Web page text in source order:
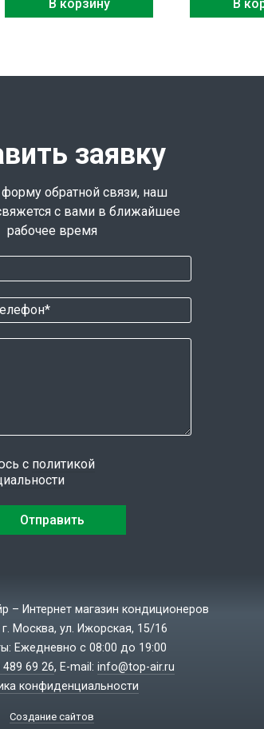
В корзину В
заявку
форму обратной связи, наш
с вами в ближайшее
рабочее время
с политикой
– Интернет магазин кондиционеров
Москва, ул. Ижорская, 15/16
Ежедневно с 08:00 до 19:00
69 26, E-mail: info@top-air.ru
конфиденциальности
Создание сайтов